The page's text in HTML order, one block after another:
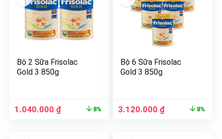
Bộ 2 Sữa Frisolac
Gold 3 850g
1.040.000 ₫ 8%
Bộ 6 Sữa Frisolac
Gold 3 850g
3.120.000 ₫ 8%